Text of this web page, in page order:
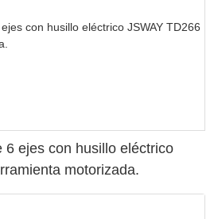
6 ejes con husillo eléctrico
motorizada.